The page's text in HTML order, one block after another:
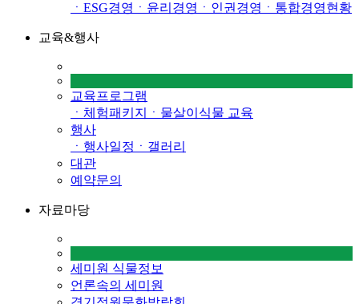
ㆍESG경영 ㆍ윤리경영 ㆍ인권경영 ㆍ통합경영현황
교육&행사
교육프로그램
ㆍ체험패키지
ㆍ물살이식물 교육
행사
ㆍ행사일정 ㆍ갤러리
대관
예약문의
자료마당
세미원 식물정보
언론속의 세미원